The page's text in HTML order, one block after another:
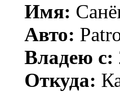
Имя:
Авто:
Владею с:
Откуда: